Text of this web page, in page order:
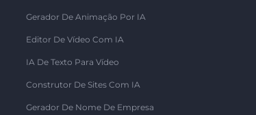
Gerador De Animação Por IA
Editor De Vídeo Com IA
IA De Texto Para Vídeo
Construtor De Sites Com IA
Gerador De Nome De Empresa